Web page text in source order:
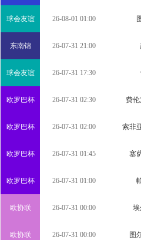
球会友谊 26-08-01 01:00
东南锦 26-07-31 21:00
球会友谊 26-07-31 17:30
欧罗巴杯 26-07-31 02:30 费
欧罗巴杯 26-07-31 02:00 索非
欧罗巴杯 26-07-31 01:45 塞
欧罗巴杯 26-07-31 01:00
欧协联 26-07-31 00:00 埃
欧协联 26-07-31 00:00 图